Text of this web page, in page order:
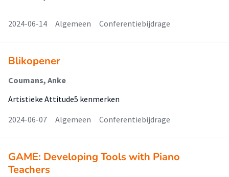
2024-06-14 Algemeen Conferentiebijdrage
Blikopener
Coumans, Anke
Artistieke Attitude5 kenmerken
2024-06-07
Algemeen Conferentiebijdrage
GAME: Developing Tools with Piano
Teachers